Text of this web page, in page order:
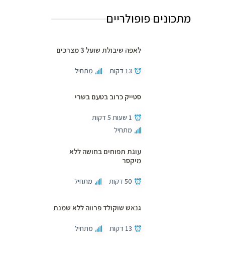
מתכונים פופולריים
לאפה שיבולת שועל 3 מצרכים
13 דקות מתחיל
סטייק כרוב בטעם בשרי
1 שעות 5 דקות
מתחיל
עוגת תפוחים בחושה ללא
מיקסר
50 דקות מתחיל
גנאש שוקולד פרווה ללא שמנת
13 דקות מתחיל